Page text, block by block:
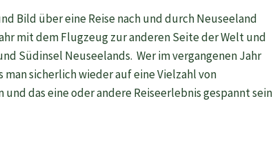
Bild über eine Reise nach und durch Neuseeland
mit dem Flugzeug zur anderen Seite der Welt und
Südinsel Neuseelands. Wer im vergangenen Jahr
sicherlich wieder auf eine Vielzahl von
das eine oder andere Reiseerlebnis gespannt sein